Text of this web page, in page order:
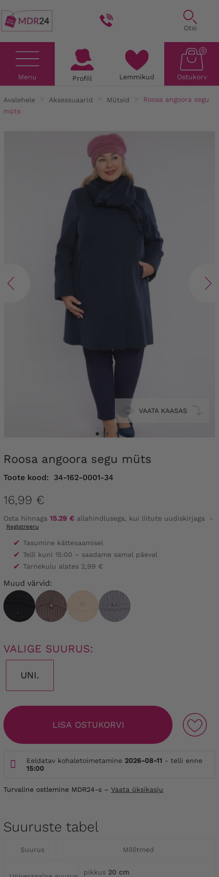
Otsi
Menu Profiil Lemmikud Ostukorv
0
Avalehele Aksessuaarid Mütsid
Roosa angoora segu
müts
VAATA KAASAS
Roosa angoora segu müts
Toote kood: 34-162-0001-34
16,99 €
Osta hinnaga 15.29 € allahindlusega, kui liitute uudiskirjaga -
Registreeru
✔ Tasumine kättesaamisel
✔ Telli kuni 15:00 – saadame samal päeval
✔ Tarnekulu alates 2,99 €
Muud värvid:
VALIGE SUURUS:
UNI.
LISA OSTUKORVI
Eeldatav kohaletoimetamine 2026-08-11 - telli enne
15:00
Turvaline ostlemine MDR24-s – Vaata üksikasju
Suuruste tabel
Suurus Mõõtmed
pikkus 20 cm